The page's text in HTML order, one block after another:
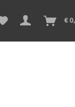
€